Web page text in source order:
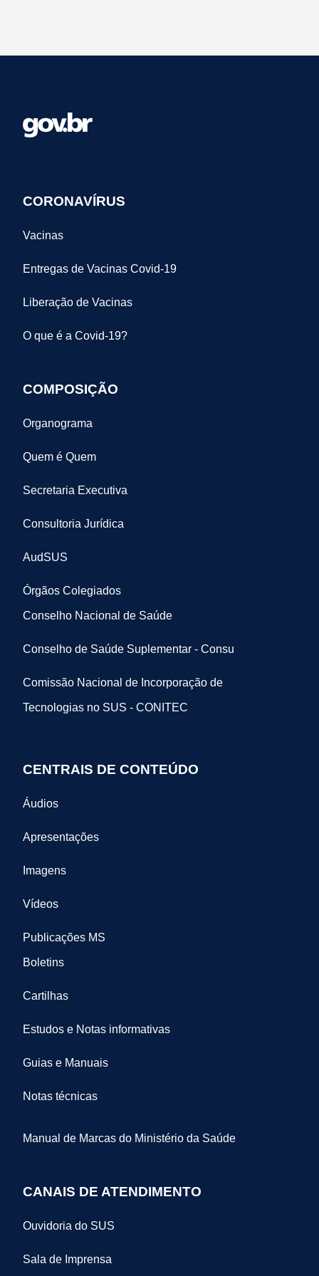
CORONAVÍRUS
Vacinas
Entregas de Vacinas Covid-19
Liberação de Vacinas
O que é a Covid-19?
COMPOSIÇÃO
Organograma
Quem é Quem
Secretaria Executiva
Consultoria Jurídica
AudSUS
Órgãos Colegiados
Conselho Nacional de Saúde
Conselho de Saúde Suplementar - Consu
Comissão Nacional de Incorporação de
Tecnologias no SUS - CONITEC
CENTRAIS DE CONTEÚDO
Áudios
Apresentações
Imagens
Vídeos
Publicações MS
Boletins
Cartilhas
Estudos e Notas informativas
Guias e Manuais
Notas técnicas
Manual de Marcas do Ministério da Saúde
CANAIS DE ATENDIMENTO
Ouvidoria do SUS
Sala de Imprensa